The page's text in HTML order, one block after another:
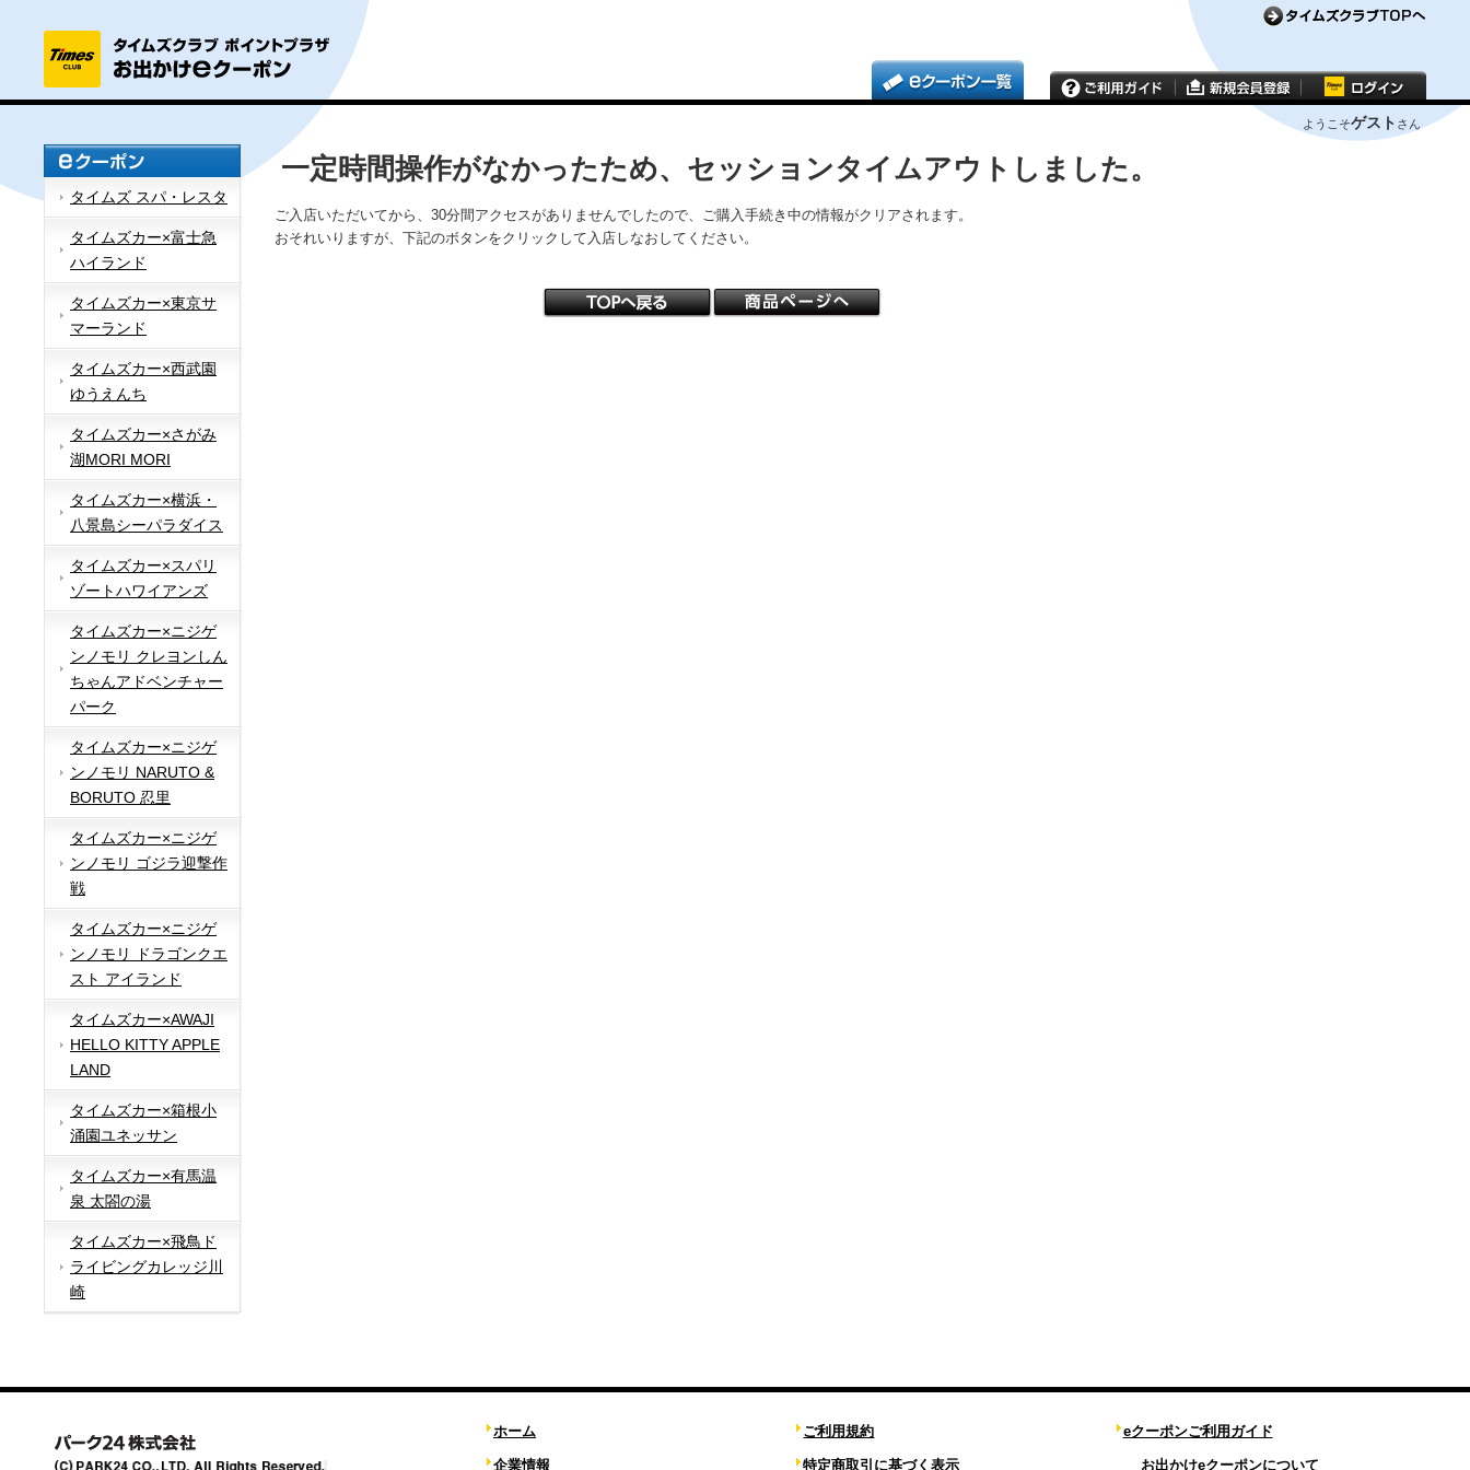
ようこそゲスト さん
タイムズ スパ・レスタ
タイムズカー×富士急
ハイランド
タイムズカー×東京サ
マーランド
タイムズカー×西武園
ゆうえんち
タイムズカー×さがみ
湖MORI MORI
タイムズカー×横浜・
八景島シーパラダイス
タイムズカー×スパリ
ゾートハワイアンズ
タイムズカー×ニジゲ
ンノモリ クレヨンしん
ちゃんアドベンチャー
パーク
タイムズカー×ニジゲ
ンノモリ NARUTO &
BORUTO 忍里
タイムズカー×ニジゲ
ンノモリ ゴジラ迎撃作
戦
タイムズカー×ニジゲ
ンノモリ ドラゴンクエ
スト アイランド
タイムズカー×AWAJI
HELLO KITTY APPLE
LAND
タイムズカー×箱根小
涌園ユネッサン
タイムズカー×有馬温
泉 太閤の湯
タイムズカー×飛鳥ド
ライビングカレッジ川
崎
一定時間操作がなかったため、セッションタイムアウトしました。
ご入店いただいてから、30分間アクセスがありませんでしたので、ご購入手続き中の情報がクリアされます。
おそれいりますが、下記のボタンをクリックして入店しなおしてください。
ホーム
企業情報
ご利用規約
特定商取引に基づく表示
eクーポンご利用ガイド
お出かけeクーポンについて